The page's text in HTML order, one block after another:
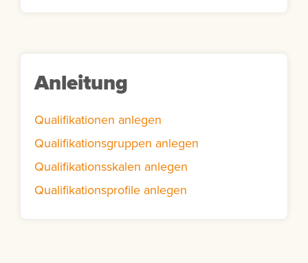
Anleitung
Qualifikationen anlegen
Qualifikationsgruppen anlegen
Qualifikationsskalen anlegen
Qualifikationsprofile anlegen